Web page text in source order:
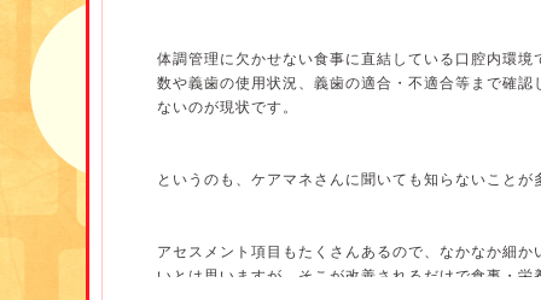
体調管理に欠かせない食事に直結している口腔内環境
数や義歯の使用状況、義歯の適合・不適合等まで確認
ないのが現状です。
というのも、ケアマネさんに聞いても知らないことが
アセスメント項目もたくさんあるので、なかなか細か
いとは思いますが、そこが改善されるだけで食事・栄